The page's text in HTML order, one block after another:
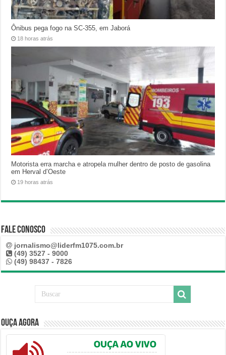
Ônibus pega fogo na SC-355, em Jaborá
18 horas atrás
Motorista erra marcha e atropela mulher dentro de posto de gasolina
em Herval d’Oeste
19 horas atrás
Fale Conosco
jornalismo@liderfm1075.com.br
(49) 3527 - 9000
(49) 98437 - 7826
Ouça Agora